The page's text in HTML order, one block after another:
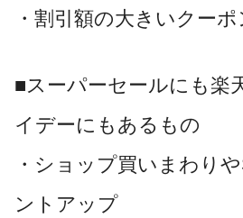
・割引額の大きいクーポ
■スーパーセールにも楽
イデーにもあるもの
・ショップ買いまわり
ントアップ